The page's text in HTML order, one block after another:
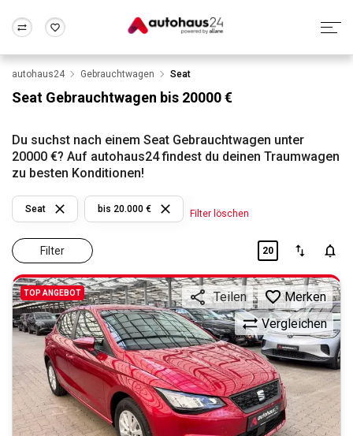
Wir bewerten dein Auto
Alle Fragen & Antworten
Rund um die Inzahlungnahme
Frankfurt Wuppertal
autohaus24 Gebrauchtwagen Seat
Seat Gebrauchtwagen bis 20000 €
Du suchst nach einem Seat Gebrauchtwagen unter
20000 €? Auf autohaus24 findest du deinen Traumwagen
zu besten Konditionen!
Filter
Seat bis 20.000 € Filter löschen
20
TOP ANGEBOT
Vergleichen
Teilen Merken